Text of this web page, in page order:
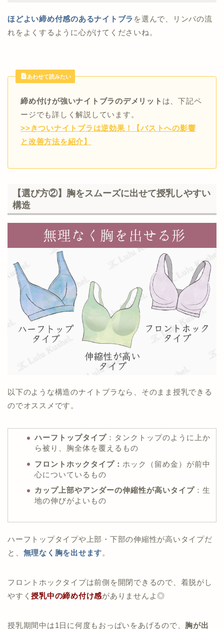
ほどよい締め付感のあるナイトブラ を選んで、リンパの流
れをよくするように心がけてくださいね。
あわせて読みたい
締め付けが強いナイトブラのデメリット は、下記ペ
ージでも詳しく解説しています。
>>きついナイトブラは逆効果！【バストへの影響
と改善方法を紹介】
【選び方②】胸をスムーズに出せて授乳しやすい
構造
以下のような構造のナイトブラなら、そのまま授乳できる
のでオススメです。
ハーフトップタイプ ：タンクトップのように上か
ら被り、胸全体を覆えるもの
フロントホックタイプ： ホック（留め金）が前中
心についているもの
カップ上部やアンダーの伸縮性が高いタイプ ：生
地の伸びがよいもの
ハーフトップタイプや上部・下部の伸縮性が高いタイプだ
と、 無理なく胸を出せます。
フロントホックタイプは前側を開閉できるので、着脱がし
やすく授乳中の締め付け感がありませんよ◎
授乳期間中は1日に何度もおっぱいをあげるので、 胸が出